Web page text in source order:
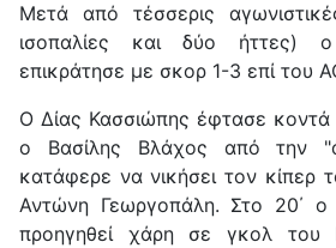
Μετά από τέσσερις
ισοπαλίες και δύο ήττες)
επικράτησε με σκορ 1-3 επί του
Ο Δίας Κασσιώπης έφτασε
ο Βασίλης Βλάχος από την
κατάφερε να νικήσει τον κίπερ
Αντώνη Γεωργοπάλη. Στο 20΄
προηγηθεί χάρη σε γκολ